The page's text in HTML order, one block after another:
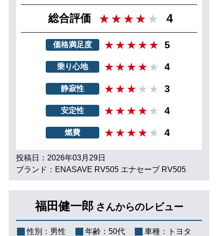
総合評価 4
価格満足度 5
乗り心地 4
静寂性 3
安定性 4
燃費 4
投稿日：2026年03月29日
ブランド：ENASAVE RV505 エナセーブ RV505
福田健一郎 さんからのレビュー
性別： 男性 年齢： 50代 車種：
トヨタ